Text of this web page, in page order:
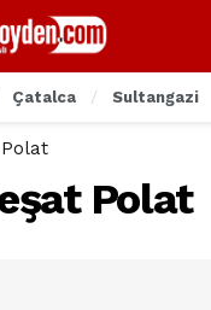
Çatalca Sultangazi
Polat